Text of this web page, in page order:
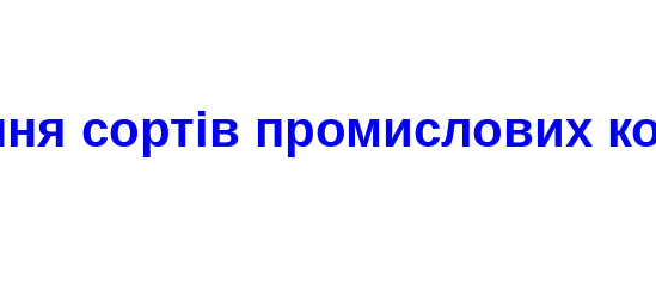
сортів промислових